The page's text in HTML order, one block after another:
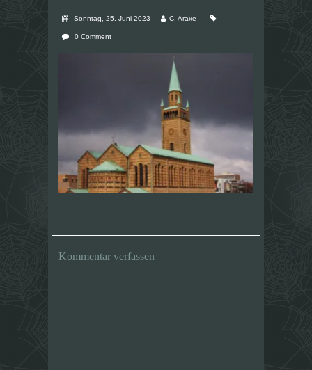
Sonntag, 25. Juni 2023 C. Araxe
0 Comment
Kommentar verfassen